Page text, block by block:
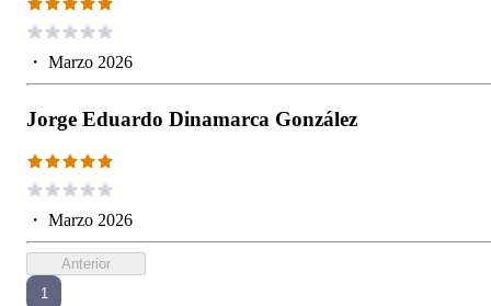
・ Marzo 2026
Jorge Eduardo Dinamarca González
・ Marzo 2026
Anterior
1